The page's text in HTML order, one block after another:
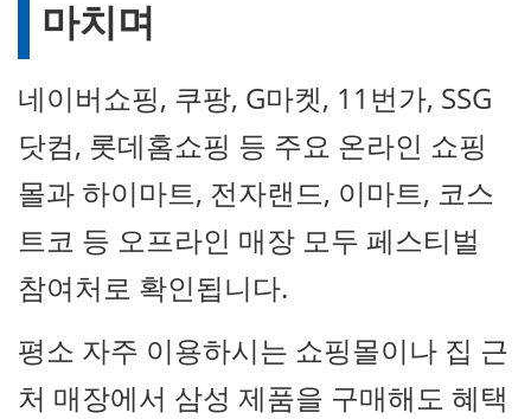
마치며
네이버쇼핑, 쿠팡, G마켓, 11번가, SSG
닷컴, 롯데홈쇼핑 등 주요 온라인 쇼핑
몰과 하이마트, 전자랜드, 이마트, 코스
트코 등 오프라인 매장 모두 페스티벌
참여처로 확인됩니다.
평소 자주 이용하시는 쇼핑몰이나 집 근
처 매장에서 삼성 제품을 구매해도 혜택